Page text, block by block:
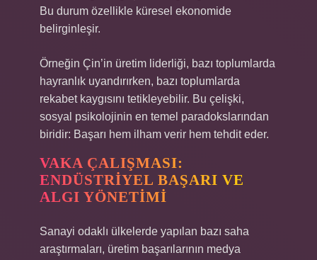
Bu durum özellikle küresel ekonomide
belirginleşir.
Örneğin Çin’in üretim liderliği, bazı toplumlarda
hayranlık uyandırırken, bazı toplumlarda
rekabet kaygısını tetikleyebilir. Bu çelişki,
sosyal psikolojinin en temel paradokslarından
biridir: Başarı hem ilham verir hem tehdit eder.
VAKA ÇALIŞMASI:
ENDÜSTRIYEL BAŞARI VE
ALGI YÖNETIMI
Sanayi odaklı ülkelerde yapılan bazı saha
araştırmaları, üretim başarılarının medya